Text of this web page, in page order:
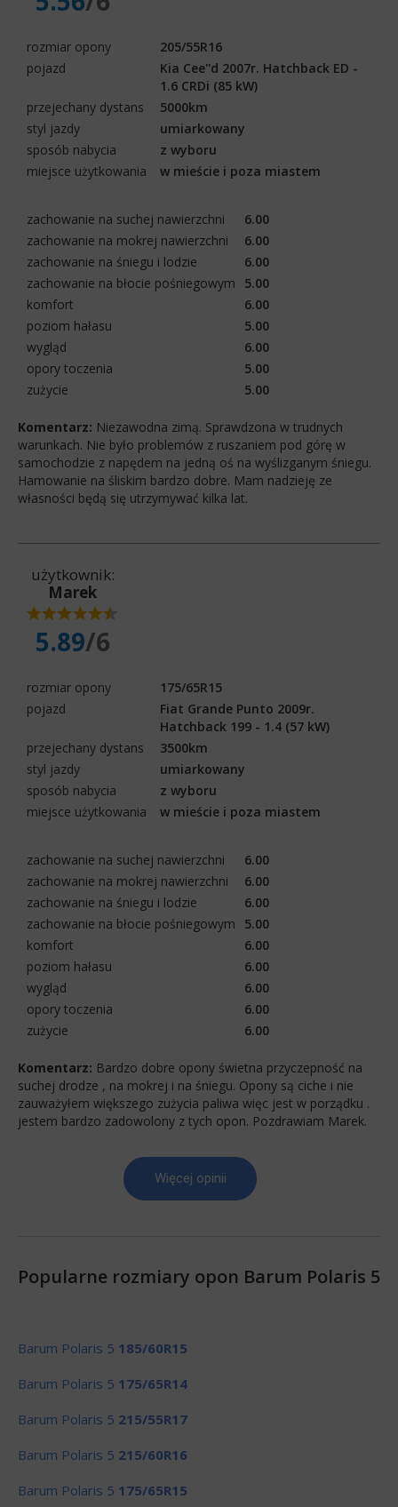
rozmiar opony
205/55R16
pojazd
Kia Cee''d 2007r. Hatchback ED -
1.6 CRDi (85 kW)
przejechany dystans
5000km
styl jazdy
umiarkowany
sposób nabycia
z wyboru
miejsce użytkowania
w mieście i poza miastem
zachowanie na suchej nawierzchni
6.00
zachowanie na mokrej nawierzchni
6.00
zachowanie na śniegu i lodzie
6.00
zachowanie na błocie pośniegowym
5.00
komfort
6.00
poziom hałasu
5.00
wygląd
6.00
opory toczenia
5.00
zużycie
5.00
Komentarz: Niezawodna zimą. Sprawdzona w trudnych
warunkach. Nie było problemów z ruszaniem pod górę w
samochodzie z napędem na jedną oś na wyślizganym śniegu.
Hamowanie na śliskim bardzo dobre. Mam nadzieję ze
własności będą się utrzymywać kilka lat.
użytkownik:
Marek
5.89/6
rozmiar opony
175/65R15
pojazd
Fiat Grande Punto 2009r.
Hatchback 199 - 1.4 (57 kW)
przejechany dystans
3500km
styl jazdy
umiarkowany
sposób nabycia
z wyboru
miejsce użytkowania
w mieście i poza miastem
zachowanie na suchej nawierzchni
6.00
zachowanie na mokrej nawierzchni
6.00
zachowanie na śniegu i lodzie
6.00
zachowanie na błocie pośniegowym
5.00
komfort
6.00
poziom hałasu
6.00
wygląd
6.00
opory toczenia
6.00
zużycie
6.00
Komentarz: Bardzo dobre opony świetna przyczepność na
suchej drodze , na mokrej i na śniegu. Opony są ciche i nie
zauważyłem większego zużycia paliwa więc jest w porządku .
jestem bardzo zadowolony z tych opon. Pozdrawiam Marek.
Więcej opinii
Popularne rozmiary opon Barum Polaris 5
Barum Polaris 5 185/60R15
Barum Polaris 5 175/65R14
Barum Polaris 5 215/55R17
Barum Polaris 5 215/60R16
Barum Polaris 5 175/65R15